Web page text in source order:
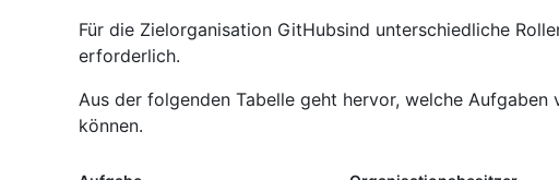
Für die Zielorganisation GitHubsind unterschiedliche
erforderlich.
Aus der folgenden Tabelle geht hervor, welche
können.